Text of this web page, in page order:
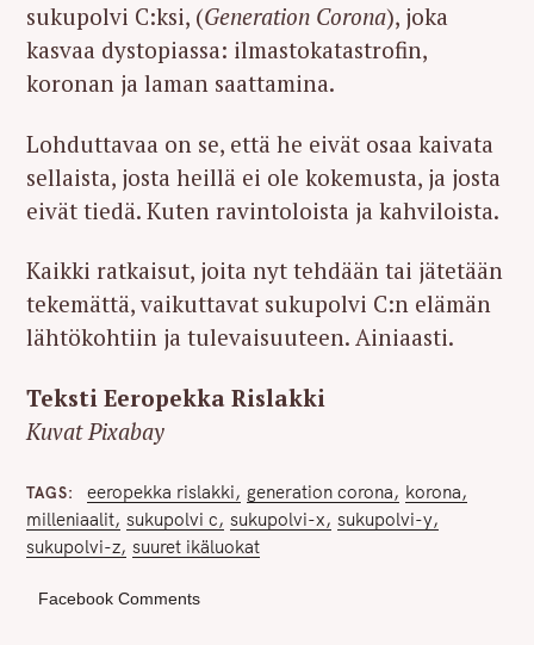
sukupolvi C:ksi, (Generation Corona), joka
kasvaa dystopiassa: ilmastokatastrofin,
koronan ja laman saattamina.
Lohduttavaa on se, että he eivät osaa kaivata
sellaista, josta heillä ei ole kokemusta, ja josta
eivät tiedä. Kuten ravintoloista ja kahviloista.
Kaikki ratkaisut, joita nyt tehdään tai jätetään
tekemättä, vaikuttavat sukupolvi C:n elämän
lähtökohtiin ja tulevaisuuteen. Ainiaasti.
Teksti Eeropekka Rislakki
Kuvat Pixabay
TAGS eeropekka rislakki generation corona
korona
milleniaalit sukupolvi c sukupolvi-x sukupolvi-y
sukupolvi-z suuret ikäluokat
Facebook Comments